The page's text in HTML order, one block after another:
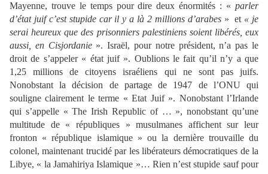
Mayenne, trouve le temps pour dire deux énormités : « parler
d’état juif c’est stupide car il y a là 2 millions d’arabes » et « je
serai heureux que des prisonniers palestiniens soient libérés, eux
aussi, en Cisjordanie ». Israël, pour notre président, n’a pas le
droit de s’appeler « état juif ». Oublions le fait qu’il n’y a que
1,25 millions de citoyens israéliens qui ne sont pas juifs.
Nonobstant la décision de partage de 1947 de l’ONU qui
souligne clairement le terme « Etat Juif ». Nonobstant l’Irlande
qui s’appelle « The Irish Republic of … », nonobstant qu’une
multitude de « républiques » musulmanes affichent sur leur
fronton « république islamique » ou la dernière trouvaille du
colonel, maintenant trucidé par les libérateurs démocratiques de la
Libye, « la Jamahiriya Islamique »… Rien n’est stupide sauf pour